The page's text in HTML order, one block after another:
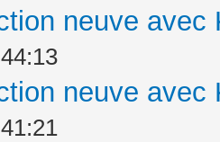
neuve avec
neuve avec